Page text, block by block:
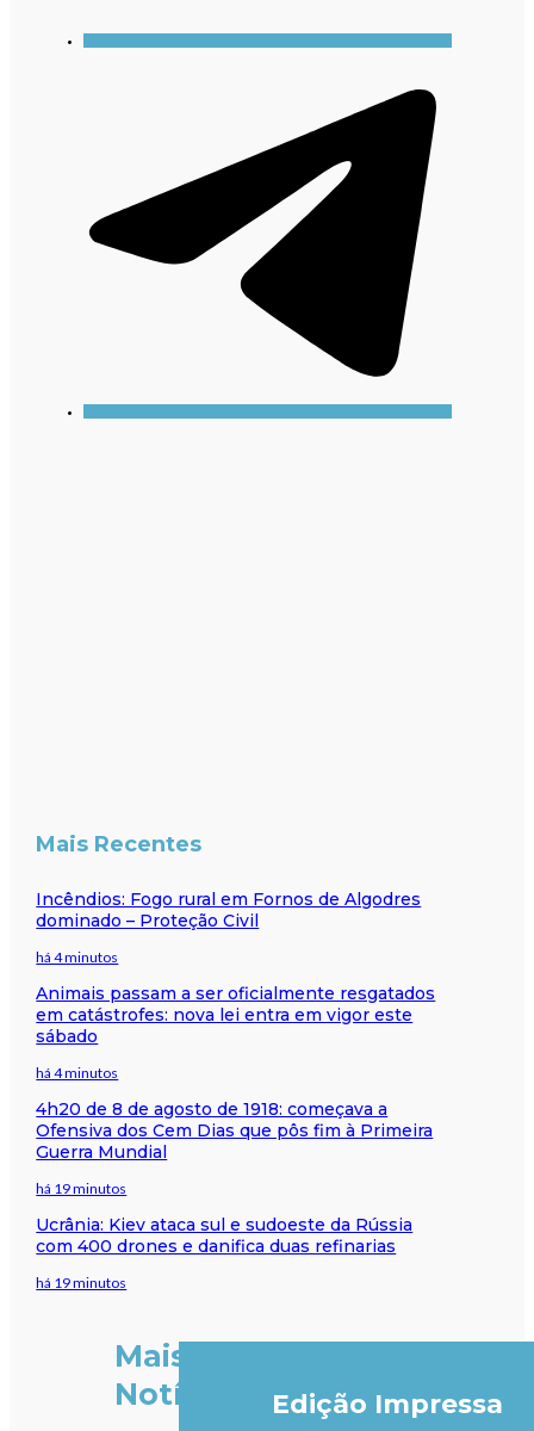
Mais Recentes
Incêndios: Fogo rural em Fornos de Algodres
dominado – Proteção Civil
há 4 minutos
Animais passam a ser oficialmente resgatados
em catástrofes: nova lei entra em vigor este
sábado
há 4 minutos
4h20 de 8 de agosto de 1918: começava a
Ofensiva dos Cem Dias que pôs fim à Primeira
Guerra Mundial
há 19 minutos
Ucrânia: Kiev ataca sul e sudoeste da Rússia
com 400 drones e danifica duas refinarias
há 19 minutos
Mais
Notícias
Edição Impressa